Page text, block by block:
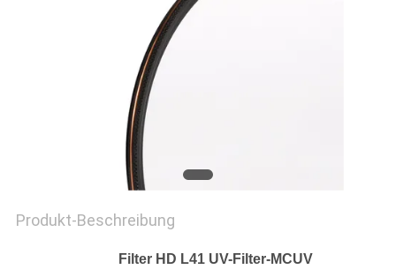
Produkt-Beschreibung
Filter HD L41 UV-Filter-MCUV